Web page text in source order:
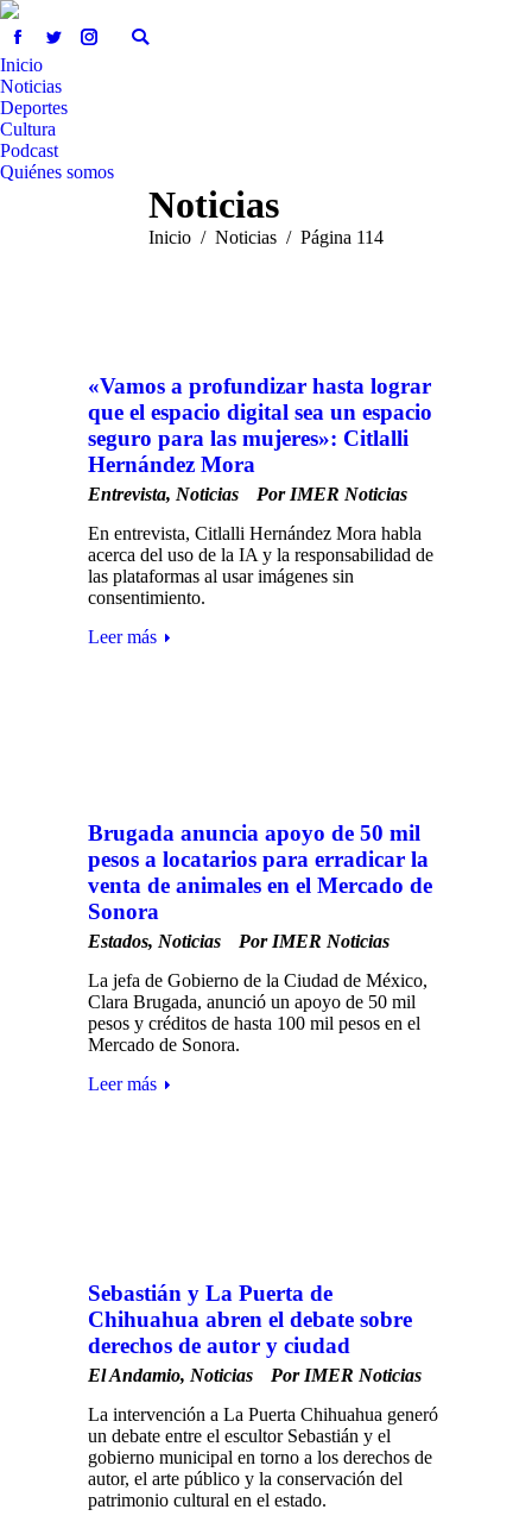
Inicio
Noticias
Deportes
Cultura
Podcast
Quiénes somos
Noticias
Estás aquí:
Inicio Noticias Página 114
«Vamos a profundizar hasta lograr
que el espacio digital sea un espacio
seguro para las mujeres»: Citlalli
Hernández Mora
Entrevista, Noticias Por IMER Noticias
En entrevista, Citlalli Hernández Mora habla
acerca del uso de la IA y la responsabilidad de
las plataformas al usar imágenes sin
consentimiento.
Leer más
Brugada anuncia apoyo de 50 mil
pesos a locatarios para erradicar la
venta de animales en el Mercado de
Sonora
Estados, Noticias Por IMER Noticias
La jefa de Gobierno de la Ciudad de México,
Clara Brugada, anunció un apoyo de 50 mil
pesos y créditos de hasta 100 mil pesos en el
Mercado de Sonora.
Leer más
Sebastián y La Puerta de
Chihuahua abren el debate sobre
derechos de autor y ciudad
El Andamio, Noticias Por IMER Noticias
La intervención a La Puerta Chihuahua generó
un debate entre el escultor Sebastián y el
gobierno municipal en torno a los derechos de
autor, el arte público y la conservación del
patrimonio cultural en el estado.